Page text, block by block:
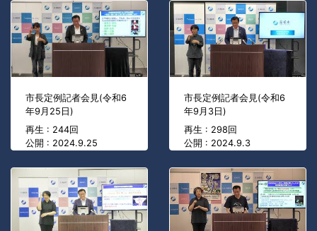
市長定例記者会見(令和6
年9月25日)
再生 : 244回
公開 : 2024.9.25
市長定例記者会見(令和6
年9月3日)
再生 : 298回
公開 : 2024.9.3